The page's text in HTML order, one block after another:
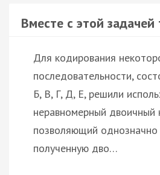
Вместе с этой
Для кодирования
последовательности,
Б, В, Г, Д, Е, решили
неравномерный двоичный
позволяющий
полученную дво…